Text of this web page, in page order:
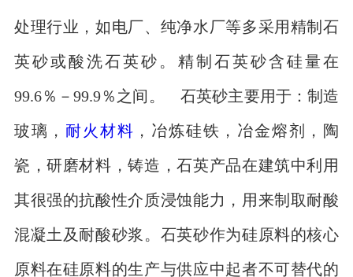
处理行业，如电厂、纯净水厂等多采用精制石
英砂或酸洗石英砂。精制石英砂含硅量在
99.6％－99.9％之间。 石英砂主要用于：制造
玻璃， 耐火材料 ，冶炼硅铁，冶金熔剂，陶
瓷，研磨材料，铸造，石英产品在建筑中利用
其很强的抗酸性介质浸蚀能力，用来制取耐酸
混凝土及耐酸砂浆。石英砂作为硅原料的核心
原料在硅原料的生产与供应中起者不可替代的